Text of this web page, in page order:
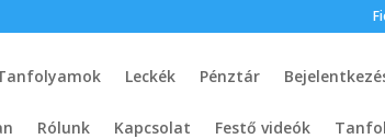
Leckék Pénztár
Rólunk Kapcsolat Festő videók